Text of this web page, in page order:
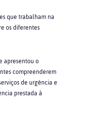
que trabalham na
os diferentes
apresentou o
compreenderem
de urgência e
prestada à